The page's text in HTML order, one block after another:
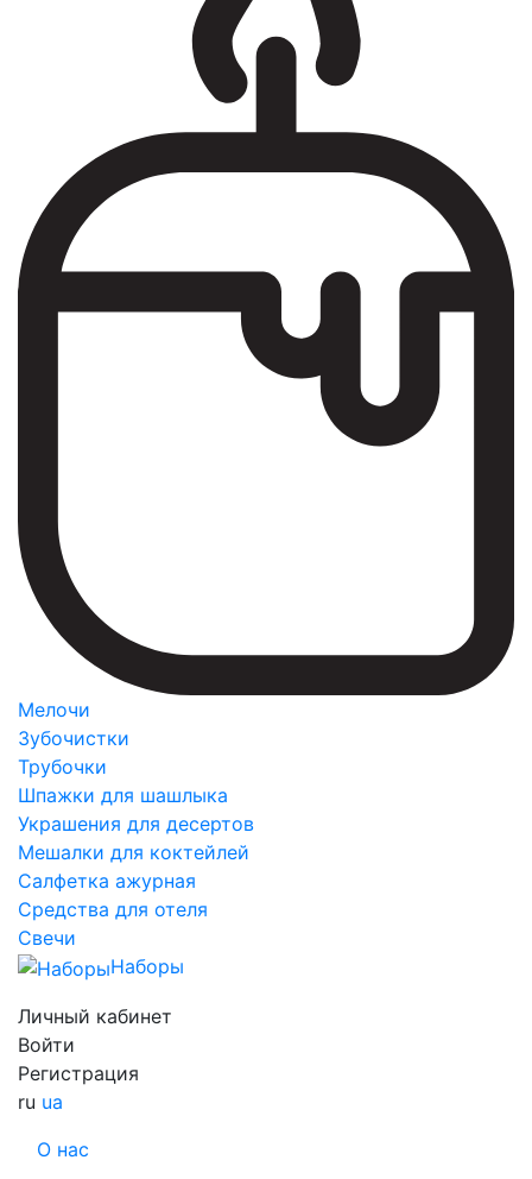
Мелочи
Зубочистки
Трубочки
Шпажки для шашлыка
Украшения для десертов
Мешалки для коктейлей
Салфетка ажурная
Средства для отеля
Свечи
Наборы
Личный кабинет
Войти
Регистрация
ru ua
О нас